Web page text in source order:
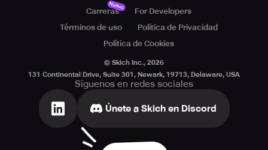
Carreras
Nuevo
For Developers
Términos de uso
Política de Privacidad
Política de Cookies
© Skich Inc., 2026
131 Continental Drive, Suite 301, Newark, 19713, Delaware, USA
Síguenos en redes sociales
Únete a Skich en Discord